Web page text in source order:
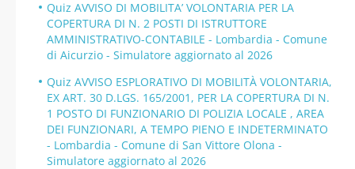
Quiz AVVISO DI MOBILITA’ VOLONTARIA PER LA
COPERTURA DI N. 2 POSTI DI ISTRUTTORE
AMMINISTRATIVO-CONTABILE - Lombardia - Comune
di Aicurzio - Simulatore aggiornato al 2026
Quiz AVVISO ESPLORATIVO DI MOBILITÀ VOLONTARIA,
EX ART. 30 D.LGS. 165/2001, PER LA COPERTURA DI N.
1 POSTO DI FUNZIONARIO DI POLIZIA LOCALE , AREA
DEI FUNZIONARI, A TEMPO PIENO E INDETERMINATO
- Lombardia - Comune di San Vittore Olona -
Simulatore aggiornato al 2026